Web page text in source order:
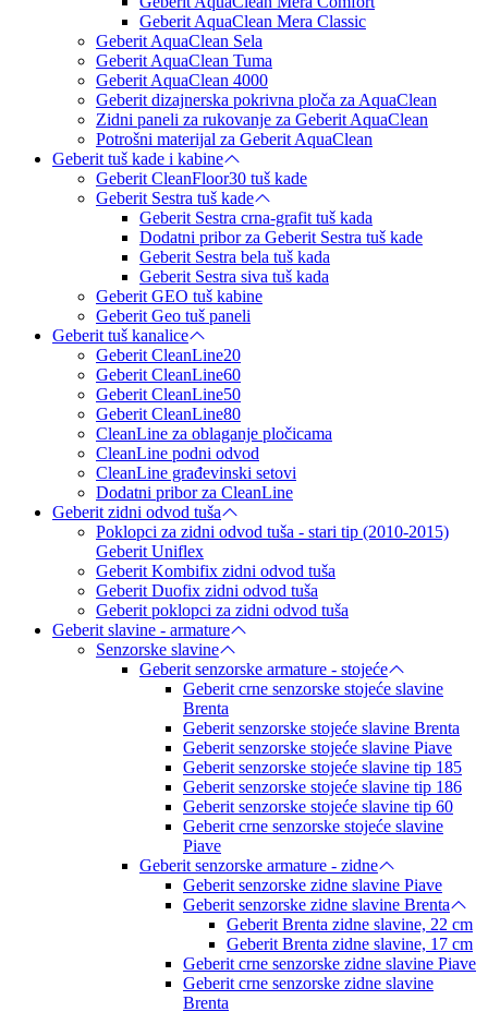
Geberit AquaClean Mera Classic
Geberit AquaClean Sela
Geberit AquaClean Tuma
Geberit AquaClean 4000
Geberit dizajnerska pokrivna ploča za AquaClean
Zidni paneli za rukovanje za Geberit AquaClean
Potrošni materijal za Geberit AquaClean
Geberit tuš kade i kabine
Geberit CleanFloor30 tuš kade
Geberit Sestra tuš kade
Geberit Sestra crna-grafit tuš kada
Dodatni pribor za Geberit Sestra tuš kade
Geberit Sestra bela tuš kada
Geberit Sestra siva tuš kada
Geberit GEO tuš kabine
Geberit Geo tuš paneli
Geberit tuš kanalice
Geberit CleanLine20
Geberit CleanLine60
Geberit CleanLine50
Geberit CleanLine80
CleanLine za oblaganje pločicama
CleanLine podni odvod
CleanLine građevinski setovi
Dodatni pribor za CleanLine
Geberit zidni odvod tuša
Poklopci za zidni odvod tuša - stari tip (2010-2015)
Geberit Uniflex
Geberit Kombifix zidni odvod tuša
Geberit Duofix zidni odvod tuša
Geberit poklopci za zidni odvod tuša
Geberit slavine - armature
Senzorske slavine
Geberit senzorske armature - stojeće
Geberit crne senzorske stojeće slavine
Brenta
Geberit senzorske stojeće slavine Brenta
Geberit senzorske stojeće slavine Piave
Geberit senzorske stojeće slavine tip 185
Geberit senzorske stojeće slavine tip 186
Geberit senzorske stojeće slavine tip 60
Geberit crne senzorske stojeće slavine
Piave
Geberit senzorske armature - zidne
Geberit senzorske zidne slavine Piave
Geberit senzorske zidne slavine Brenta
Geberit Brenta zidne slavine, 22 cm
Geberit Brenta zidne slavine, 17 cm
Geberit crne senzorske zidne slavine Piave
Geberit crne senzorske zidne slavine
Brenta